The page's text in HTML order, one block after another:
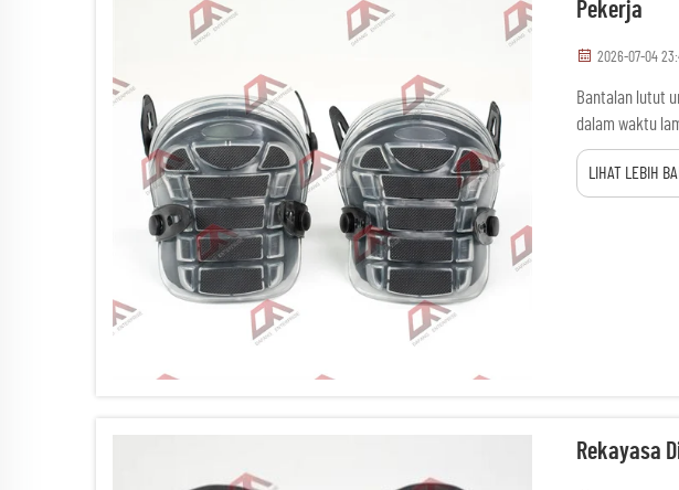
Pekerja
2026-07-04
Bantalan lutut
dalam waktu
mereka
LIHAT LEBIH
Rekayasa